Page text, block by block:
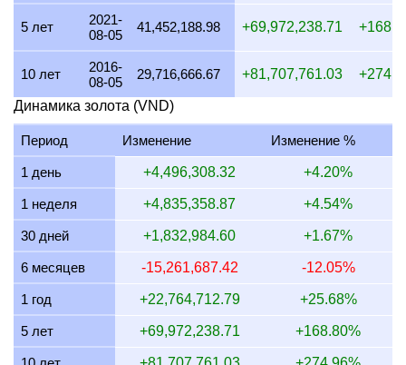
16 июля 2026 104,595,617.53
15 июля 2026
14 июля 2026 106,764,037.31 3,432,463.80
13 июля 2026 105,020,000.00
12 июля 2026 108,096,312.62 3,475,296.45
11 июля 2026 108,096,312.62 3,475,296.45
10 июля 2026 107,653,688.52 3,461,066.09
9 июля 2026 108,657,024.79 3,493,323.35
8 июля 2026 106,890,366.83 3,436,525.29
7 июля 2026 109,093,668.07 3,507,361.43
5 лет
2021-
08-05
41,452,188.98 +69,972,238.71
10 лет
2016-
08-05
29,716,666.67 +81,707,761.03
Динамика золота (VND)
Период Изменение Изменение %
1 день +4,496,308.32 +4.20%
1 неделя +4,835,358.87 +4.54%
30 дней +1,832,984.60 +1.67%
6 месяцев -15,261,687.42 -12.05%
1 год +22,764,712.79 +25.68%
5 лет +69,972,238.71 +168.80%